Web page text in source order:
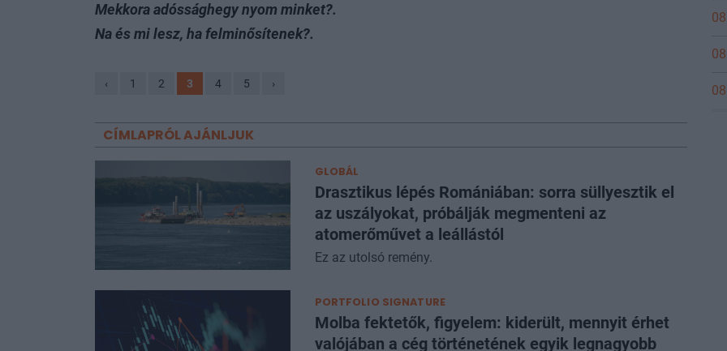
Mekkora adóssághegy nyom minket?.
Na és mi lesz, ha felminősítenek?.
‹ 1 2 3 4 5 ›
CÍMLAPRÓL AJÁNLJUK
GLOBÁL
Drasztikus lépés Romániában: sorra süllyesztik el
az uszályokat, próbálják megmenteni az
atomerőművet a leállástól
Ez az utolsó remény.
PORTFOLIO SIGNATURE
Molba fektetők, figyelem: kiderült, mennyit érhet
valójában a cég történetének egyik legnagyobb